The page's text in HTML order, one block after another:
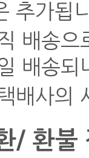
추가됩
배송
배송되
배사의
/ 환불